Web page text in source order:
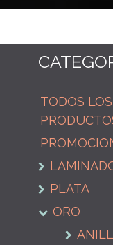
TODOS LOS
PLATA
ORO